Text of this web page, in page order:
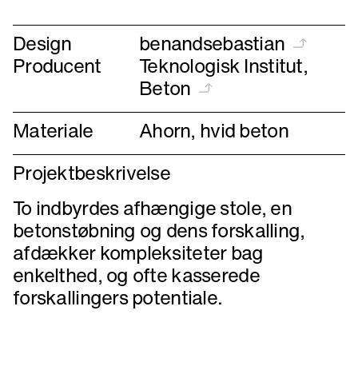
Design benandsebastian
Producent Teknologisk Institut,
Beton
Materiale
Ahorn, hvid beton
Projektbeskrivelse
To indbyrdes afhængige stole, en
betonstøbning og dens forskalling,
afdækker kompleksiteter bag
enkelthed, og ofte kasserede
forskallingers potentiale.